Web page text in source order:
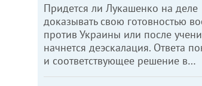
Придется ли Лукашенко на деле
доказывать свою готовностью
против Украины или после
начнется деэскалация. Ответа
и соответствующее решение в…